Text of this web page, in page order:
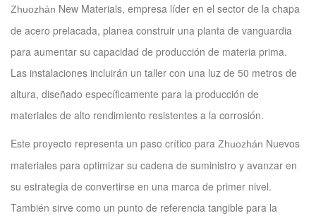
Zhuozhán New Materials, empresa líder en el sector de la chapa
de acero prelacada, planea construir una planta de vanguardia
para aumentar su capacidad de producción de materia prima.
Las instalaciones incluirán un taller con una luz de 50 metros de
altura, diseñado específicamente para la producción de
materiales de alto rendimiento resistentes a la corrosión.
Este proyecto representa un paso crítico para Zhuozhán Nuevos
materiales para optimizar su cadena de suministro y avanzar en
su estrategia de convertirse en una marca de primer nivel.
También sirve como un punto de referencia tangible para la